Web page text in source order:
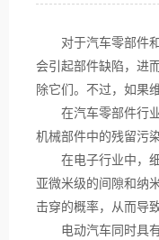
对于汽车零部件
会引起部件缺陷，进
除它们。不过，如果
在汽车零部件行
机械部件中的残留污
在电子行业中，
亚微米级的间隙和纳
击穿的概率，从而导
电动汽车同时具